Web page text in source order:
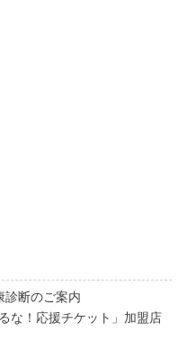
診断のご案内
な！応援チケット」加盟店